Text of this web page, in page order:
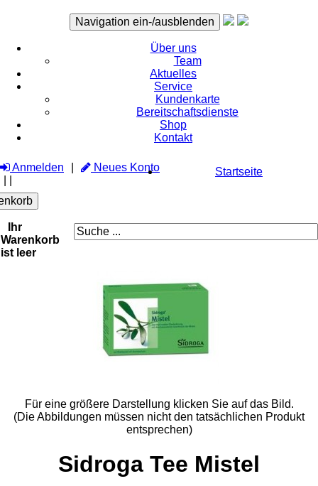
Navigation ein-/ausblenden
Über uns
Team
Aktuelles
Service
Kundenkarte
Bereitschaftsdienste
Shop
Kontakt
Anmelden
Neues Konto
Ihr
Warenkorb
ist leer
Startseite
Für eine größere Darstellung klicken Sie auf das Bild.
(Die Abbildungen müssen nicht den tatsächlichen Produkt
entsprechen)
Sidroga Tee Mistel